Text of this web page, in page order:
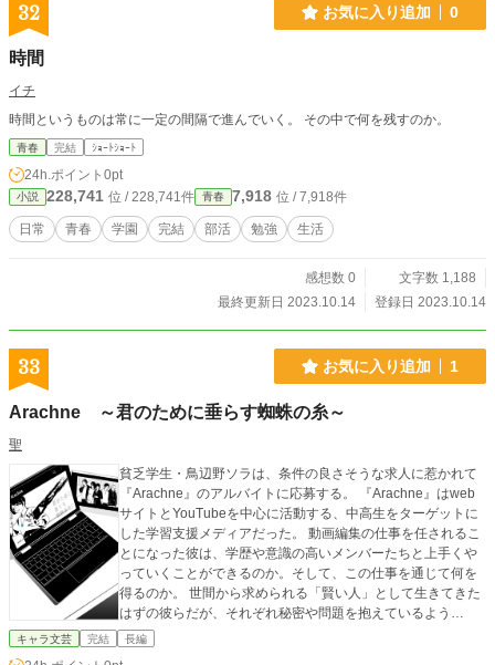
32 お気に入り追加 0
時間
イチ
時間というものは常に一定の間隔で進んでいく。 その中で何を残すのか。
青春 完結 ｼｮｰﾄｼｮｰﾄ
24h.ポイント 0pt
小説 228,741 位 / 228,741件 青春 7,918 位 / 7,918件
日常 青春 学園 完結 部活 勉強 生活
感想数 0
文字数 1,188
最終更新日 2023.10.14
登録日 2023.10.14
33 お気に入り追加 1
Arachne ～君のために垂らす蜘蛛の糸～
聖
貧乏学生・鳥辺野ソラは、条件の良さそうな求人に惹かれて
『Arachne』のアルバイトに応募する。 『Arachne』はweb
サイトとYouTubeを中心に活動する、中高生をターゲットに
した学習支援メディアだった。 動画編集の仕事を任されるこ
とになった彼は、学歴や意識の高いメンバーたちと上手くや
っていくことができるのか。そして、この仕事を通じて何を
得るのか。 世間から求められる「賢い人」として生きてきた
はずの彼らだが、それぞれ秘密や問題を抱えているよう
で……？ これから受験を迎える人。かつて受験生だった人。
キャラ文芸 完結 長編